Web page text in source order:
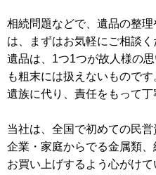
相続問題などで、遺品の整
は、まずはお気軽にご相談く
遺品は、1つ1つが故人様の
も粗末には扱えないもので
遺族に代り、責任をもって丁
当社は、全国で初めての民営
企業・家庭からでる金属類
お買い上げするよう心がけ